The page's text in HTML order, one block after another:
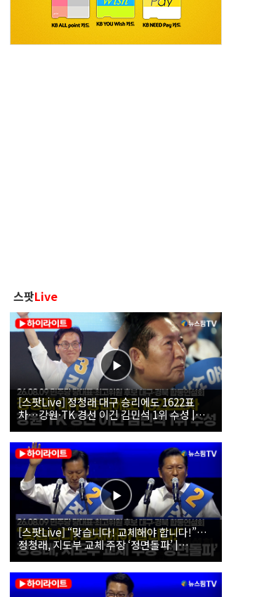
스팟Live
[스팟Live] 정청래 대구 승리에도 1622표
차…강원·TK 경선 이긴 김민석 1위 수성 |
26.08.09 더불어민주당 당대표·최고위원 후
보 대구·경북 합동연설회
[스팟Live] “맞습니다! 교체해야 합니다!”…
정청래, 지도부 교체 주장 ‘정면돌파’ |
26.08.09 더불어민주당 당대표·최고위원 후
보 대구·경북 합동연설회